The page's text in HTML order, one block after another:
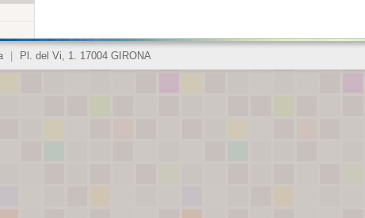
Pl. del Vi, 1. 17004 GIRONA